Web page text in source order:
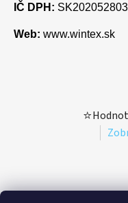
IČ DPH:
Web: www.wintex.sk
⭐